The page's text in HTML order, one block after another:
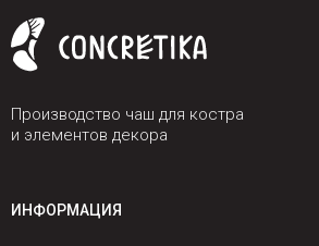
Производство чаш для костра
и элементов декора
ИНФОРМАЦИЯ